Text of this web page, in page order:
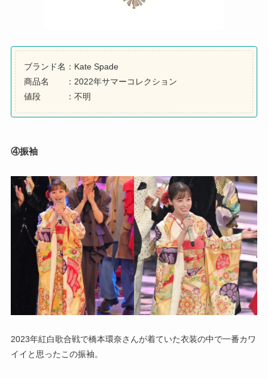
ブランド名：Kate Spade
商品名 ：2022年サマーコレクション
値段 ：不明
④振袖
2023年紅白歌合戦で橋本環奈さんが着ていた衣装の中で一番カワ
イイと思ったこの振袖。